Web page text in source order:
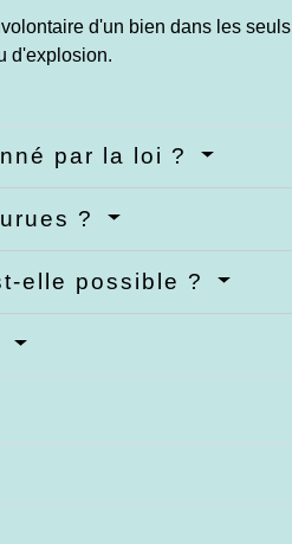
d'un bien dans les
d'explosion.
par la loi ?
?
elle possible ?